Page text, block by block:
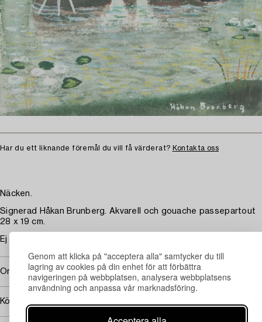
Genom att klicka på "acceptera alla" samtycker du till
lagring av cookies på din enhet för att förbättra
navigeringen på webbplatsen, analysera webbplatsens
användning och anpassa vår marknadsföring.
Har du ett liknande föremål du vill få värderat? Kontakta oss
Näcken.
Signerad Håkan Brunberg. Akvarell och gouache passepartout
28 x 19 cm.
Ej examinerad ur ram. Helhetsintrycket är gott.
Omfattas av följerätt
Köpinformation